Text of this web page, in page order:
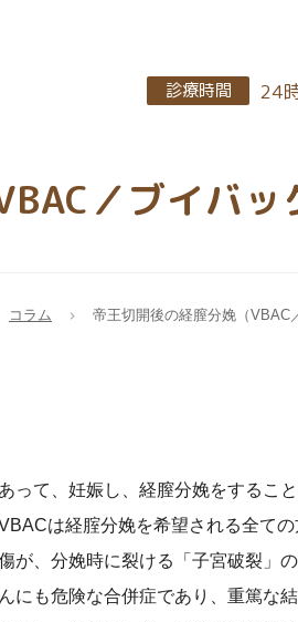
診療時間 24
／ブイバッ
コラム 帝王切開後の経膣分娩（VBAC
って、妊娠し、経膣分娩をするこ
は経腟分娩を希望される全て
が、分娩時に裂ける「子宮破裂」
にも危険な合併症であり、重篤な